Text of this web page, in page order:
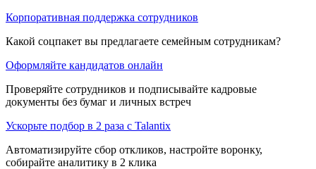
Корпоративная поддержка сотрудников
Какой соцпакет вы предлагаете семейным сотрудникам?
Оформляйте кандидатов онлайн
Проверяйте сотрудников и подписывайте кадровые
документы без бумаг и личных встреч
Ускорьте подбор в 2 раза с Talantix
Автоматизируйте сбор откликов, настройте воронку,
собирайте аналитику в 2 клика